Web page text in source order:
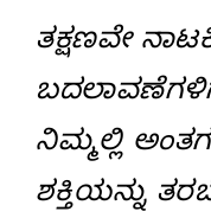
ತಕ್ಷಣವೇ
ನಿಮ್ಮಲ್ಲಿ
ಶಕ್ತಿಯನ್ನು